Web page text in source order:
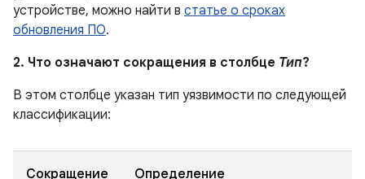
устройстве, можно найти в статье о сроках
обновления ПО.
2. Что означают сокращения в столбце Тип?
В этом столбце указан тип уязвимости по следующей
классификации:
Сокращение Определение